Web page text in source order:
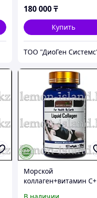
180 000₸
Купить
ТОО "ДиоГен
Морской
коллаген+витамин С+